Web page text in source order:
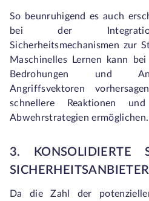
So beunruhigend es auch
bei der
Sicherheitsmechanismen zur
Maschinelles Lernen kann
Bedrohungen und
Angriffsvektoren
schnellere Reaktionen
Abwehrstrategien ermöglichen.
3. KONSOLIDIERTE
Da die Zahl der